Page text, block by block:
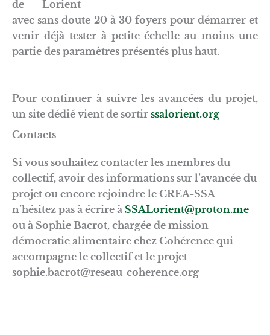
de Lorient
avec sans doute 20 à 30 foyers pour démarrer et
venir déjà tester à petite échelle au moins une
partie des paramètres présentés plus haut.
Pour continuer à suivre les avancées du projet,
un site dédié vient de sortir ssalorient.org
Contacts
Si vous souhaitez contacter les membres du
collectif, avoir des informations sur l’avancée du
projet ou encore rejoindre le CREA-SSA
n’hésitez pas à écrire à SSALorient@proton.me
ou à Sophie Bacrot, chargée de mission
démocratie alimentaire chez Cohérence qui
accompagne le collectif et le projet
sophie.bacrot@reseau-coherence.org